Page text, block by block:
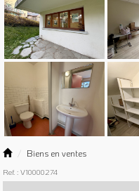
Biens en ventes
Ref. : V10000274